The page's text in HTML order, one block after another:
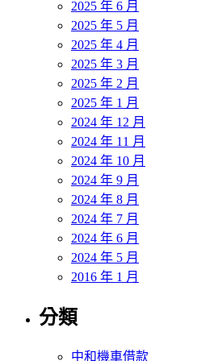
2025 年 6 月
2025 年 5 月
2025 年 4 月
2025 年 3 月
2025 年 2 月
2025 年 1 月
2024 年 12 月
2024 年 11 月
2024 年 10 月
2024 年 9 月
2024 年 8 月
2024 年 7 月
2024 年 6 月
2024 年 5 月
2016 年 1 月
分類
中和機車借款